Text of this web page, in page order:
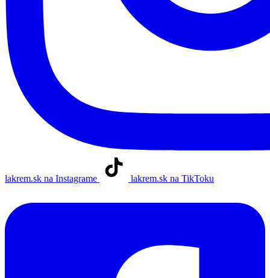
lakrem.sk na Instagrame lakrem.sk na TikToku